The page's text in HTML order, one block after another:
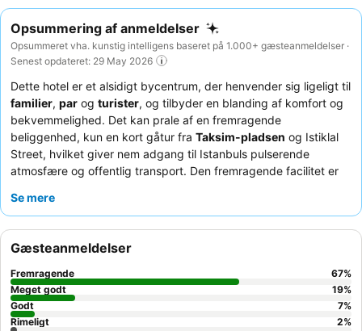
Opsummering af anmeldelser
Opsummeret vha. kunstig intelligens baseret på 1.000+ gæsteanmeldelser ·
Senest opdateret: 29 May 2026
Dette hotel er et alsidigt bycentrum, der henvender sig ligeligt til
familier, par og turister, og tilbyder en blanding af komfort og
bekvemmelighed. Det kan prale af en fremragende
beliggenhed, kun en kort gåtur fra Taksim-pladsen og Istiklal
Street, hvilket giver nem adgang til Istanbuls pulserende
atmosfære og offentlig transport. Den fremragende facilitet er
en velholdt indendørs pool, perfekt til afslapning efter en dag
morgenmadsbuffeten
varieret, med mad af høj kvalitet og opmærksom service. For en
virkelig rolig oplevelse kan du overveje at anmode om et
værelse mod haven for at minimere potentiel støj.
Se mere
Gæsteanmeldelser
Fremragende 67%
Meget godt
19%
Godt
7%
Rimeligt
2%